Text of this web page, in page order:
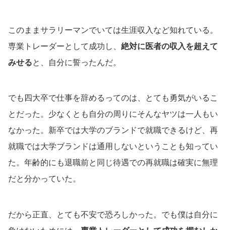
このままサラリーマンでいては生涯収入など知れている。
専業トレーダーとして成功し、 絶対に医者の収入を超えて
みせると、自分に誓ったんだ。
でも四大卒で仕事を辞めるってのは、とても勇気がいるこ
とだった。少なくとも自分の周りにそんなヤツは一人もい
なかった。新卒では大学のブランドで就職できるけど、再
就職では大学ブランドは通用しないということも知ってい
た。年齢的にも退職前と同じ待遇での再就職は確実に無理
だと分かっていた。
だから正直、とても不安で恐ろしかった。でも僕は自分に